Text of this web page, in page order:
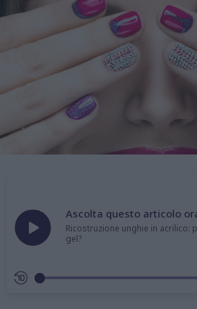
Ascolta questo articolo
Ricostruzione unghie in acrilico:
gel?